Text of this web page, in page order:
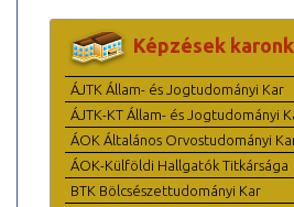
Képzések
ÁJTK Állam- és Jogtudományi Kar
ÁJTK-KT Állam- és Jogtudományi
ÁOK Általános Orvostudományi
ÁOK-Külföldi Hallgatók Titkársága
BTK Bölcsészettudományi Kar